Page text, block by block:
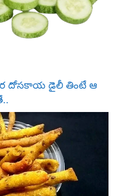
కీర దోసకాయ డైలీ తింటే ఆ